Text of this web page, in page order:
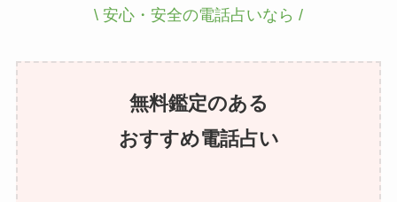
\ 安心・安全の電話占いなら /
無料鑑定のある
おすすめ電話占い